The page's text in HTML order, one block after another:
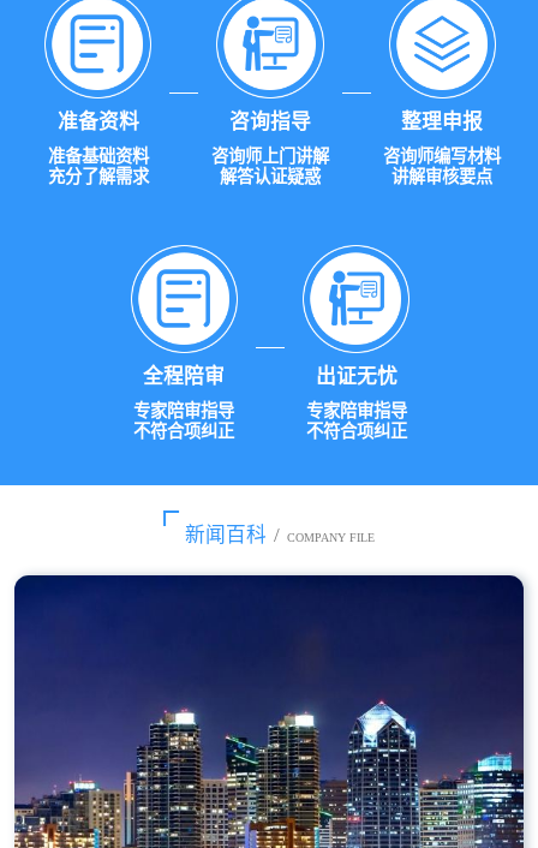
准备资料
准备基础资料
充分了解需求
咨询指导
咨询师上门讲解
解答认证疑惑
整理申报
咨询师编写材料
讲解审核要点
全程陪审
专家陪审指导
不符合项纠正
出证无忧
专家陪审指导
不符合项纠正
新闻百科 / COMPANY FILE